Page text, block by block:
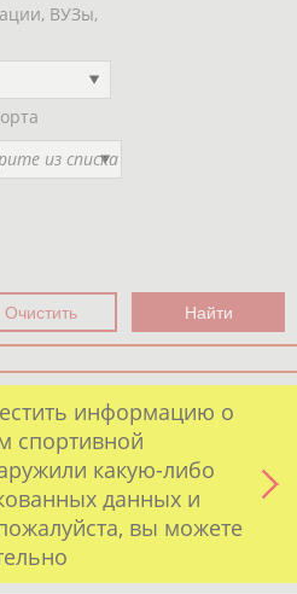
ВУЗы,
из списка
информацию о
спортивной
какую-либо
данных и
вы можете